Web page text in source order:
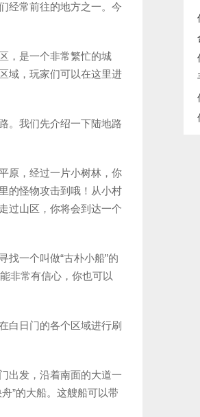
经常前往的地方之一。今
，是一个非常繁忙的城
域，玩家们可以在这里进
。我们先介绍一下陆地路
原，经过一片小树林，你
的怪物攻击到哦！从小村
过山区，你将会到达一个
找一个叫做“古朴小船”的
非常有信心，你也可以
白日门的各个区域进行刷
出发，沿着南面的大道一
”的大船。这艘船可以带